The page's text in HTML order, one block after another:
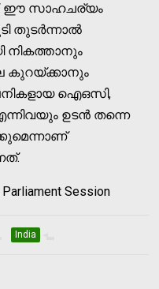
ഈ സാഹചര്യം
തുടർന്നാൽ
നികത്താനും
കുറയ്ക്കാനും
ഐഒസി,
ഉടൻ തന്നെ
Session
India